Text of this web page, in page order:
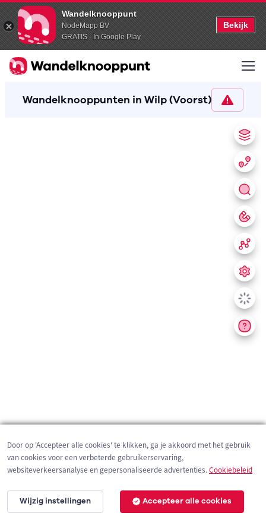
Wandelknooppunt
NodeMapp BV
GRATIS - In Google Play
Bekijk
Wandelknooppunten in Wilp (Voorst)
200 m
Door op 'Accepteer alle cookies' te klikken, ga je akkoord met het gebruik
van cookies voor een verbeterde gebruikerservaring,
websiteverkeersanalyse en gepersonaliseerde advertenties.Cookiebeleid
Wijzig instellingen Accepteer alle cookies